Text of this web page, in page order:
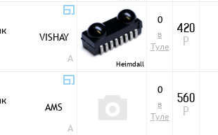
VISHAY
A Heimdall
0
в
Туле
420
Р
AMS
A
0
в
Туле
560
Р